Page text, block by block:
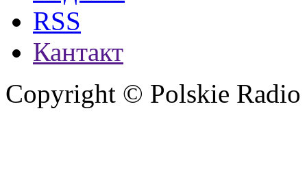
RSS
Кантакт
Copyright © Polskie